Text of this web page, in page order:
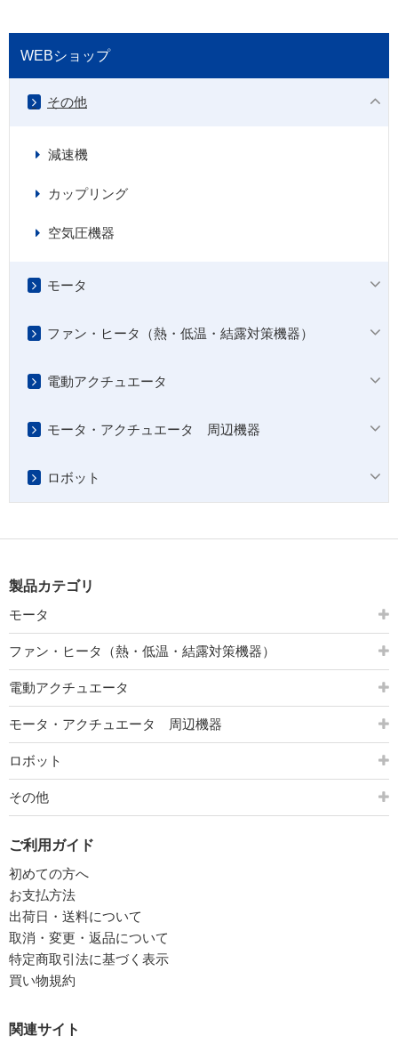
WEBショップ
その他
減速機
カップリング
空気圧機器
モータ
ファン・ヒータ（熱・低温・結露対策機器）
電動アクチュエータ
モータ・アクチュエータ 周辺機器
ロボット
製品カテゴリ
モータ
ファン・ヒータ（熱・低温・結露対策機器）
電動アクチュエータ
モータ・アクチュエータ 周辺機器
ロボット
その他
ご利用ガイド
初めての方へ
お支払方法
出荷日・送料について
取消・変更・返品について
特定商取引法に基づく表示
買い物規約
関連サイト